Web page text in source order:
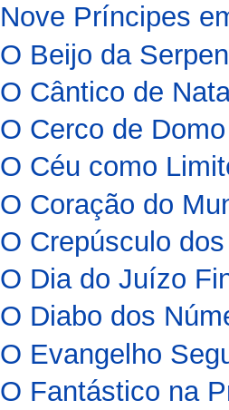
Nove Príncipes
O Beijo da
O Cântico de
O Cerco de Domo
O Céu como
O Coração do
O Crepúsculo
O Dia do Juízo
O Diabo dos
O Evangelho
O Fantástico na